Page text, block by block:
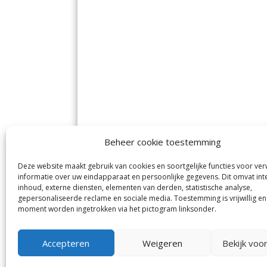
Beheer cookie toestemming
Deze website maakt gebruik van cookies en soortgelijke functies voor
informatie over uw eindapparaat en persoonlijke gegevens. Dit omvat
inhoud, externe diensten, elementen van derden, statistische analyse,
gepersonaliseerde reclame en sociale media. Toestemming is vrijwillig
moment worden ingetrokken via het pictogram linksonder.
Accepteren Weigeren Bekijk
De Nieuwe Meerbode
Visserstraat 10
1431 GJ Aalsmeer
0297-341900
info@meerbode.nl
en
De